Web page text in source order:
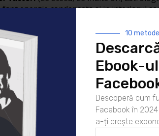
energie condensata si in interiorul
o hraneste. Dar despre acestea – si
2009 Spiritualitate
10
Ebook-
Descoperă cum
Facebook în
a-ți crește